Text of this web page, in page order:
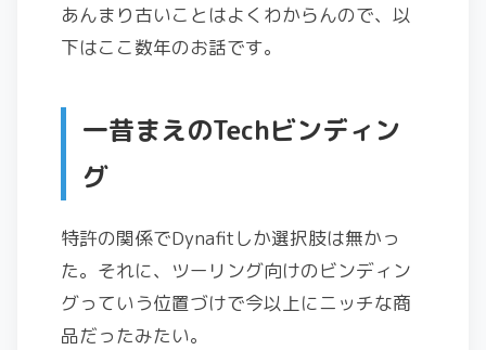
あんまり古いことはよくわからんので、以
下はここ数年のお話です。
一昔まえのTechビンディン
グ
特許の関係でDynafitしか選択肢は無かっ
た。それに、ツーリング向けのビンディン
グっていう位置づけで今以上にニッチな商
品だったみたい。